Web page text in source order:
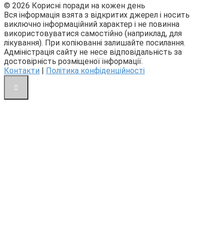
© 2026 Корисні поради на кожен день
Вся інформація взята з відкритих джерел і носить
виключно інформаційний характер і не повинна
використовуватися самостійно (наприклад, для
лікування). При копіюванні залишайте посилання.
Адміністрація сайту не несе відповідальність за
достовірність розміщеної інформації.
Контакти | Політика конфіденційності